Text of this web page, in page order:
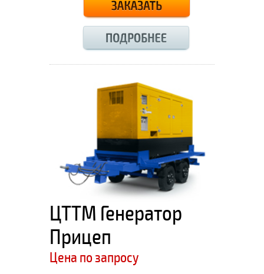
ЦТТМ Генератор
Прицеп
Цена по запросу